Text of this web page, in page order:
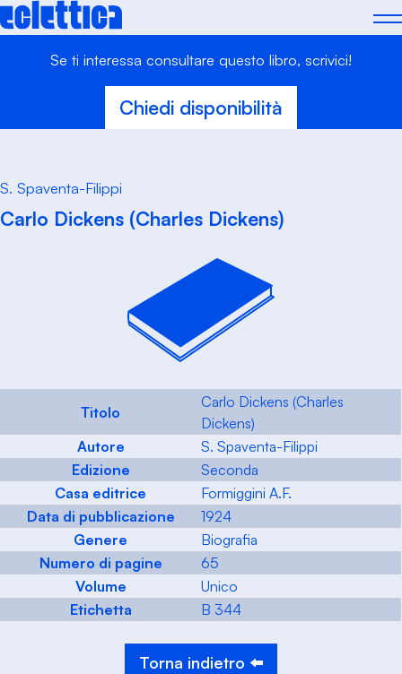
Skip
to
Se ti interessa consultare questo libro, scrivici!
Chiedi disponibilità
S. Spaventa-Filippi
Carlo Dickens (Charles Dickens)
Titolo
Carlo Dickens (Charles
Dickens)
Autore
S. Spaventa-Filippi
Edizione
Seconda
Casa editrice
Formiggini A.F.
Data di pubblicazione
1924
Genere
Biografia
Numero di pagine
65
Volume
Unico
Etichetta
B 344
Torna indietro ⬅️